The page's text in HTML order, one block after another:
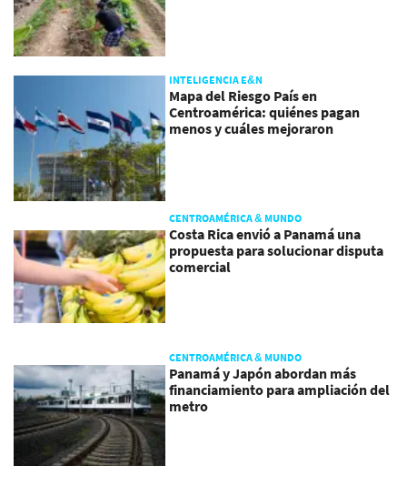
INTELIGENCIA E&N
Mapa del Riesgo País en
Centroamérica: quiénes pagan
menos y cuáles mejoraron
CENTROAMÉRICA & MUNDO
Costa Rica envió a Panamá una
propuesta para solucionar disputa
comercial
CENTROAMÉRICA & MUNDO
Panamá y Japón abordan más
financiamiento para ampliación del
metro